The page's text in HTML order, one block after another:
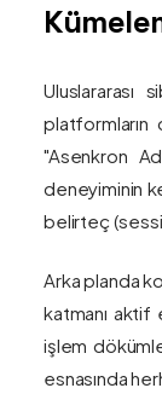
Uluslararası
platformların
"Asenkron
deneyiminin
belirteç
Arka planda
katmanı aktif
işlem
esnasında